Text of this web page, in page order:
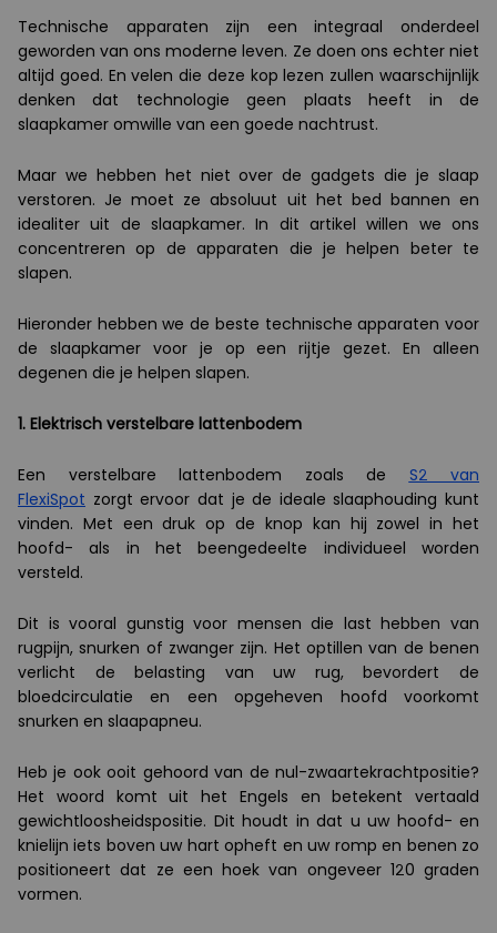
Technische apparaten zijn een integraal onderdeel
geworden van ons moderne leven. Ze doen ons echter niet
altijd goed. En velen die deze kop lezen zullen waarschijnlijk
denken dat technologie geen plaats heeft in de
slaapkamer omwille van een goede nachtrust.
Maar we hebben het niet over de gadgets die je slaap
verstoren. Je moet ze absoluut uit het bed bannen en
idealiter uit de slaapkamer. In dit artikel willen we ons
concentreren op de apparaten die je helpen beter te
slapen.
Hieronder hebben we de beste technische apparaten voor
de slaapkamer voor je op een rijtje gezet. En alleen
degenen die je helpen slapen.
1. Elektrisch verstelbare lattenbodem
Een verstelbare lattenbodem zoals de S2 van
FlexiSpot zorgt ervoor dat je de ideale slaaphouding kunt
vinden. Met een druk op de knop kan hij zowel in het
hoofd- als in het beengedeelte individueel worden
versteld.
Dit is vooral gunstig voor mensen die last hebben van
rugpijn, snurken of zwanger zijn. Het optillen van de benen
verlicht de belasting van uw rug, bevordert de
bloedcirculatie en een opgeheven hoofd voorkomt
snurken en slaapapneu.
Heb je ook ooit gehoord van de nul-zwaartekrachtpositie?
Het woord komt uit het Engels en betekent vertaald
gewichtloosheidspositie. Dit houdt in dat u uw hoofd- en
knielijn iets boven uw hart opheft en uw romp en benen zo
positioneert dat ze een hoek van ongeveer 120 graden
vormen.